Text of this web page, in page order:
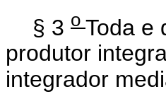
§ 3 o Toda e
produtor
integrador